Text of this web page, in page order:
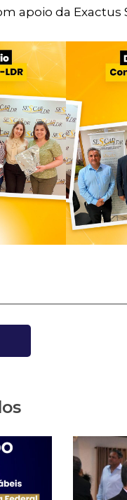
apoio da Exactus